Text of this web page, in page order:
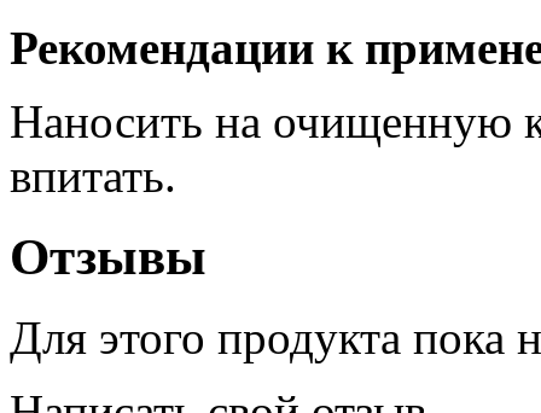
Рекомендации к
Наносить на очищенную
впитать.
Отзывы
Для этого продукта пока